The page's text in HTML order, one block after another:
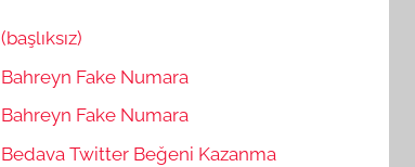
(başlıksız)
Bahreyn Fake Numara
Bahreyn Fake Numara
Bedava Twitter Beğeni Kazanma